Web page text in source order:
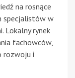
na rosnące
specjalistów w
Lokalny rynek
fachowców,
rozwoju i